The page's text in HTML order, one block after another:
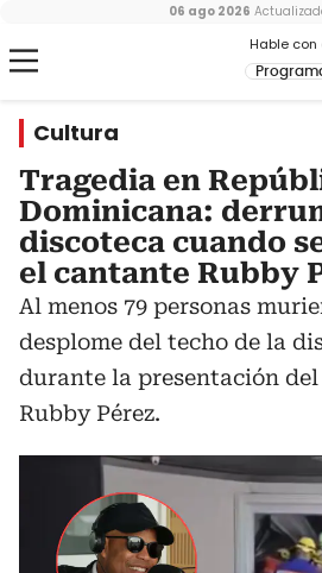
Hable con
06 ago 2026
Cultura
Tragedia en
Dominicana:
discoteca cuando
el cantante Rubby
Al menos 79 personas
desplome del techo de la
durante la presentación del
Rubby Pérez.